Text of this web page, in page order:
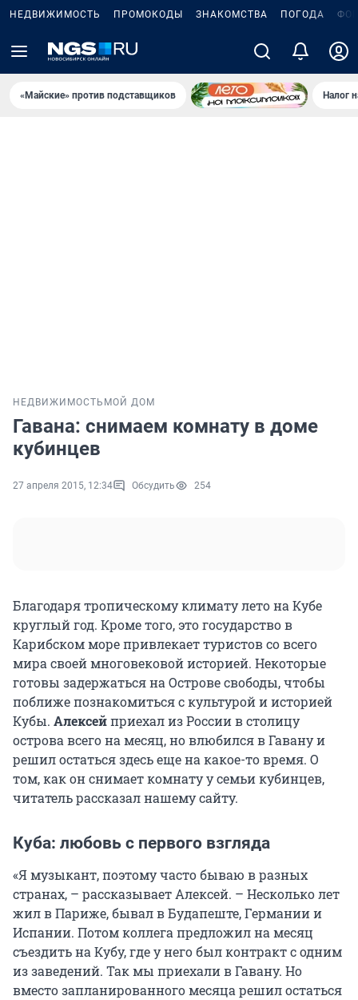
НЕДВИЖИМОСТЬ ПРОМОКОДЫ ЗНАКОМСТВА ПОГОДА
«Майские» против подставщиков Налог
НЕДВИЖИМОСТЬ МОЙ ДОМ
Гавана: снимаем комнату в доме
кубинцев
27 апреля 2015, 12:34 Обсудить 254
Благодаря тропическому климату лето на Кубе
круглый год. Кроме того, это государство в
Карибском море привлекает туристов со всего
мира своей многовековой историей. Некоторые
готовы задержаться на Острове свободы, чтобы
поближе познакомиться с культурой и историей
Кубы. Алексейприехал из России в столицу
острова всего на месяц, но влюбился в Гавану и
решил остаться здесь еще на какое-то время. О
том, как он снимает комнату у семьи кубинцев,
читатель рассказал нашему сайту.
Куба: любовь с первого взгляда
«Я музыкант, поэтому часто бываю в разных
странах, – рассказывает Алексей. – Несколько лет
жил в Париже, бывал в Будапеште, Германии и
Испании. Потом коллега предложил на месяц
съездить на Кубу, где у него был контракт с одним
из заведений. Так мы приехали в Гавану. Но
вместо запланированного месяца решил остаться